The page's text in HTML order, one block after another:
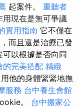
起案件。 重聽者
現在是無可爭議
實用指南 它不僅在
而且還是治療已發
以根據是否向同
的完美搭配 精緻
他的身體緊緊地撫
服務 台中養生會館
。 台中搬家公